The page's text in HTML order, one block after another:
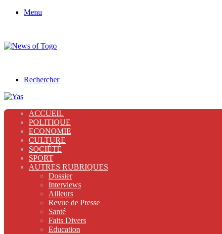
Menu
Rechercher
ACCUEIL
POLITIQUE
ECONOMIE
CULTURE
SOCIÉTÉ
SPORT
AUTRES RUBRIQUES
Dossier
Interviews
Ailleurs
Revue de Presse
Santé
Faits Divers
Education